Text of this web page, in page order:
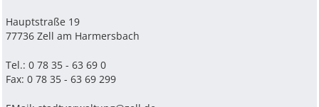
Hauptstraße 19
77736 Zell am Harmersbach
Tel.: 0 78 35 - 63 69 0
Fax: 0 78 35 - 63 69 299